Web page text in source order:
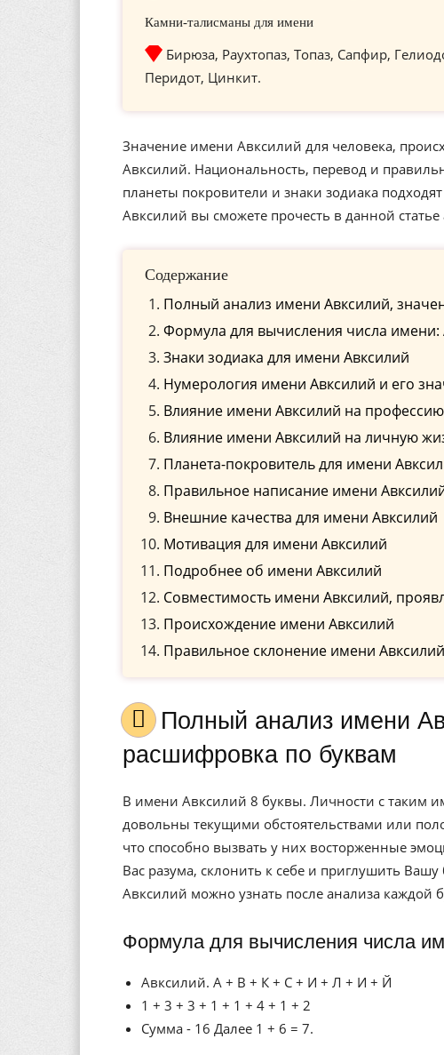
Камни-талисманы для имени
Бирюза, Раухтопаз, Топаз, Сапфир,
Перидот, Цинкит.
Значение имени Авксилий для человека,
Авксилий. Национальность, перевод и
планеты покровители и знаки зодиака
Авксилий вы сможете прочесть в данной
Содержание
Полный анализ имени Авксилий,
Формула для вычисления числа имени:
Знаки зодиака для имени Авксилий
Нумерология имени Авксилий и его
Влияние имени Авксилий на профессию
Влияние имени Авксилий на личную
Планета-покровитель для имени
Правильное написание имени
Внешние качества для имени Авксилий
Мотивация для имени Авксилий
Подробнее об имени Авксилий
Совместимость имени Авксилий,
Происхождение имени Авксилий
Правильное склонение имени
Полный анализ имени Авксилий, значение, и
расшифровка по буквам
В имени Авксилий 8 буквы. Личности с таким
довольны текущими обстоятельствами или
что способно вызвать у них восторженные
Вас разума, склонить к себе и приглушить
Авксилий можно узнать после анализа каждой
Формула для вычисления числа
Авксилий. А + В + К + С + И + Л + И + Й
1 + 3 + 3 + 1 + 1 + 4 + 1 + 2
Сумма - 16 Далее 1 + 6 = 7.